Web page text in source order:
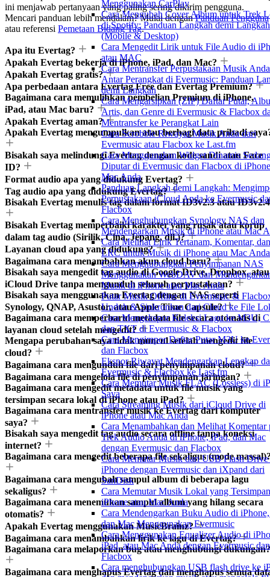
Menggunakan CarPlay
Cara Mengubah Cover Album untuk Trek
di Spotify: Panduan Langkah demi Langkah
(Mobile & Desktop)
Cara Mengedit Lirik untuk File Audio di
atau MAC
Cara Mentransfer Perpustakaan Musik Anda
Antar Perangkat di Evermusic: Panduan
demi Langkah
Cara Mengarsipkan (ZIP) Daftar Putar,
Artis, dan Genre di Evermusic & Flacbox
Mentransfer ke Perangkat Lain
Cara Scrobble Riwayat Musik Anda dari
Evermusic atau Flacbox ke Last.fm
Cara Menggunakan Widget Dinamis
Diputar di Evermusic dan Flacbox di
Mac Anda
Panduan Langkah demi Langkah:
Perpustakaan iCloud Anda ke Evermusic
Flacbox
Cara Menghubungkan Synology NAS dan
Mendengarkan Musik di iPhone atau Mac
Cara Melihat Lirik Tertanam, Komentar,
LRC untuk Musik di iPhone atau Mac Anda
Cara Menghubungkan Penyimpanan NAS
Menggunakan WebDAV dan
Musik di iPhone atau Mac Anda
Putar Musik Offline di Evermusic &
Unduh & Sinkronkan dari Cloud ke File
Cara Mengekspor Koleksi Lagu ke M3U,
dan TXT di Evermusic & Flacbox
Cara Mengimpor Daftar Putar M3U ke
dan Flacbox
Ekspor Riwayat Mendengarkan Lengkap
Evermusic & Flacbox ke Last.fm
Cara Memutar Musik FLAC (Lossless) di
Saya
Cara Streaming Musik dari iCloud Drive di
iPhone atau Mac Anda
Cara Menambahkan dan Melihat Komentar
Trek Audio Anda di iPhone, iPad, dan Mac
dengan Evermusic dan Flacbox
Cara Memutar Musik dari USB Flash
iPhone dengan Evermusic dan iXpand dari
SanDisk
Cara Memutar Musik Lokal yang
iPhone atau Mac Anda
Cara Mendengarkan Buku Audio di
dan Mac Menggunakan Evermusic
Cara Menggunakan Equalizer Audio di
iPad, atau Mac Anda dengan Evermusic dan
Flacbox
Cara menghubungkan USB flash drive ke
ini menjawab pertanyaan yang paling sering dikirim pengguna.
Mencari panduan lebih mendalam? Mulai denganPanduan Pengguna
atau referensi Pemetaan Bidang Tag.
Apa itu Evertag?
Apakah Evertag bekerja di iPhone, iPad, dan Mac?
Apakah Evertag gratis?
Apa perbedaan antara Evertag Free dan Evertag Premium?
Bagaimana cara memulihkan pembelian Premium di iPhone,
iPad, atau Mac baru?
Apakah Evertag aman?
Apakah Evertag mengumpulkan atau berbagi data pribadi
Bisakah saya melindungi Evertag dengan kode sandi atau Face
ID?
Format audio apa yang didukung Evertag?
Tag audio apa yang didukung Evertag?
Bisakah Evertag menulis tag dalam format ID3v2.3 atau
Bisakah Evertag memperbaiki karakter yang rusak atau korup
dalam tag audio (Sirilik, Cina, Jepang, dll.)?
Layanan cloud apa yang didukung?
Bagaimana cara menambahkan akun cloud baru?
Bisakah saya mengedit tag audio di Google Drive, Dropbox, atau
iCloud Drive tanpa mengunduh seluruh perpustakaan?
Bisakah saya menggunakan Evertag dengan NAS seperti
Synology, QNAP, Asustor, atau Apple Time Capsule?
Bagaimana cara memperbarui metadata file secara otomatis di
layanan cloud setelah mengedit?
Mengapa perubahan saya tidak muncul setelah mengedit file
cloud?
Bagaimana cara mengunduh file dari penyimpanan cloud?
Bagaimana cara mengelola file di penyimpanan jaringan?
Bagaimana cara mengedit metadata untuk file musik yang
tersimpan secara lokal di iPhone atau iPad?
Bagaimana cara mentransfer musik ke Evertag dari komputer
saya?
Bisakah saya mengedit tag audio secara offline tanpa koneksi
internet?
Bagaimana cara mengedit beberapa file sekaligus (mode
Bagaimana cara mengubah sampul album di beberapa lagu
sekaligus?
Bagaimana cara menemukan sampul album yang hilang secara
otomatis?
Apakah Evertag menggunakan MusicBrainz?
Bagaimana cara menambahkan lirik ke lagu di Evertag?
Bagaimana cara melaporkan bug atau menghubungi dukungan?
Bagaimana cara menghapus Evertag dan menghapus semua